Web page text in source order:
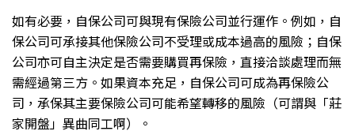
如有必要，自保公司可與現有保險公司並行運作。例如，自
保公司可承接其他保險公司不受理或成本過高的風險；自保
公司亦可自主決定是否需要購買再保險，直接洽談處理而無
需經過第三方。如果資本充足，自保公司可成為再保險公
司，承保其主要保險公司可能希望轉移的風險（可謂與「莊
家開盤」異曲同工啊）。